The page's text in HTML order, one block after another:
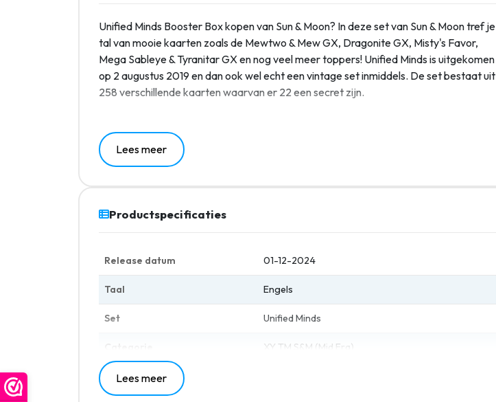
Unified Minds Booster Box kopen van Sun & Moon? In deze set van Sun & Moon tref je
tal van mooie kaarten zoals de Mewtwo & Mew GX, Dragonite GX, Misty's Favor,
Mega Sableye & Tyranitar GX en nog veel meer toppers! Unified Minds is uitgekomen
op 2 augustus 2019 en dan ook wel echt een vintage set inmiddels. De set bestaat uit
258 verschillende kaarten waarvan er 22 een secret zijn.
36 packs Unified Minds
Lees meer
Productspecificaties
Release datum 01-12-2024
Taal Engels
Set Unified Minds
XY TM S&M (Mid Era)
Lees meer